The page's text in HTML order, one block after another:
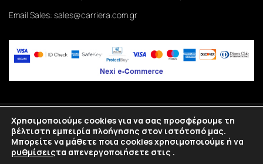
Email Sales: sales@carriera.com.gr
Copyright2026©Carriera. All rights reserved.
Κατασκευή eshop Θεσσαλονίκη SmartWebDesign
Χρησιμοποιούμε cookies για να σας προσφέρουμε τη
βέλτιστη εμπειρία πλοήγησης στον ιστότοπό μας.
Μπορείτε να μάθετε ποια cookies χρησιμοποιούμε ή να
τα απενεργοποιήσετε στις
ρυθμίσεις .